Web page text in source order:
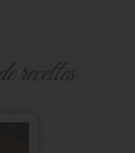
recettes